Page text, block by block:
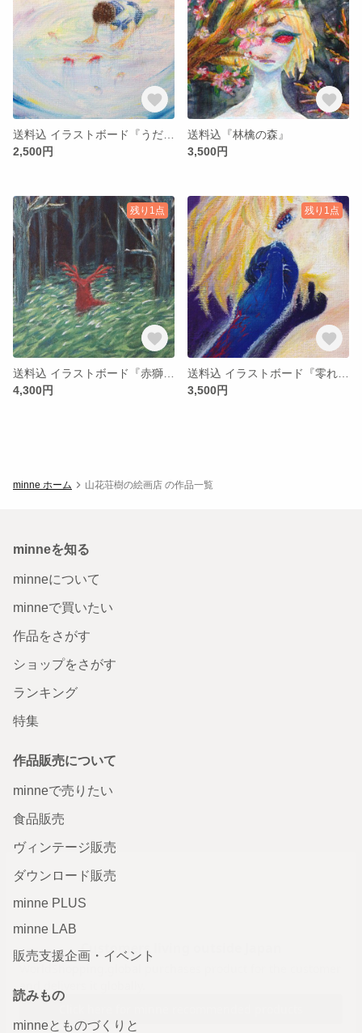
2,500円
送料込『林檎の森』
3,500円
残り1点
4,300円
残り1点
3,500円
minne ホーム 山花荘樹の絵画店 の作品一覧
minneを知る
minneについて
minneで買いたい
作品をさがす
ショップをさがす
ランキング
特集
作品販売について
minneで売りたい
食品販売
ヴィンテージ販売
ダウンロード販売
minne PLUS
minne LAB
販売支援企画・イベント
読みもの
minneとものづくりと